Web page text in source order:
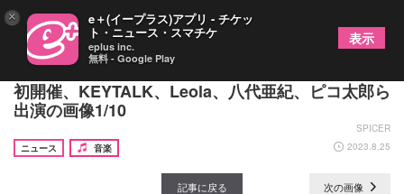
熊本県・南阿蘇村の野外フェス『阿蘇ビート2023』
初開催、KEYTALK、Leola、八代亜紀、ピコ太郎ら
出演の画像1/10
SPICER
ニュース
音楽 2023.8.25
記事に戻る 次の画像
× e＋(イープラス)アプリ - チケッ
ト・ニュース・スマチケ
eplus inc.
無料 - Google Play
表示